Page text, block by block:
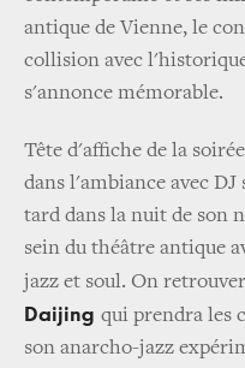
antique de Vienne, le
collision avec
s'annonce mémorable.
Tête d'affiche de la soirée
dans l'ambiance avec
tard dans la nuit de son
sein du théâtre antique
jazz et soul. On
Daijing qui prendra les
son anarcho-jazz